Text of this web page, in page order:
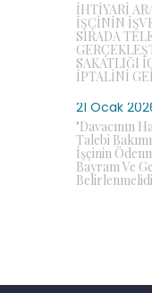
İHTİYARİ
İŞÇİNİN
SIRADA
SAKATLIĞI
İPTALİNİ
21 Ocak
"Davacının
Talebi
İşçinin
Bayram Ve